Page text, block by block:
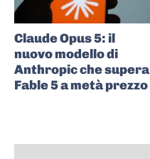
Claude Opus 5: il
nuovo modello di
Anthropic che supera
Fable 5 a metà prezzo